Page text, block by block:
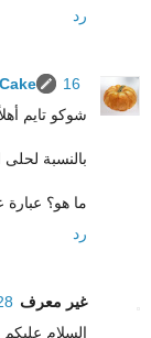
رد
16 فبراير 2012 في 2:01 ص
شوكو تايم
بالنسبة
ما هو؟ عبارة
رد
غير معرف 28 فبراير
السلام عليكم